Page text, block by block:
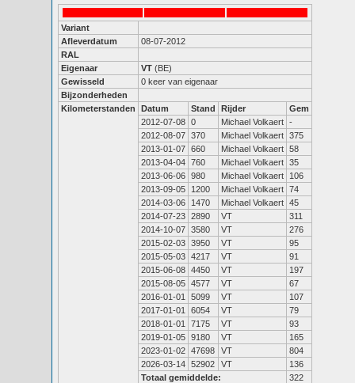
Variant
Afleverdatum
08-07-2012
RAL
Eigenaar
VT (BE)
Gewisseld
0 keer van eigenaar
Bijzonderheden
Kilometerstanden
Datum Stand Rijder
Gem
2012-07-08 0 Michael Volkaert -
2012-08-07 370 Michael Volkaert 375
2013-01-07 660 Michael Volkaert 58
2013-04-04 760 Michael Volkaert 35
2013-06-06 980 Michael Volkaert
106
2013-09-05
1200 Michael Volkaert 74
2014-03-06
1470 Michael Volkaert 45
2014-07-23 2890 VT
311
2014-10-07 3580 VT
276
2015-02-03 3950 VT
95
2015-05-03 4217 VT
91
2015-06-08 4450 VT
197
2015-08-05 4577 VT
67
2016-01-01
5099 VT
107
2017-01-01
6054 VT
79
2018-01-01
7175 VT
93
2019-01-05 9180 VT
165
2023-01-02 47698 VT
804
2026-03-14 52902 VT
136
Totaal gemiddelde:
322